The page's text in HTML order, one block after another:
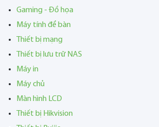
Gaming - Đồ họa
Máy tính để bàn
Thiết bị mạng
Thiết bị lưu trữ NAS
Máy in
Máy chủ
Màn hình LCD
Thiết bị Hikvision